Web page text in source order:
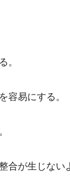
。
容易にする。
合が生じない